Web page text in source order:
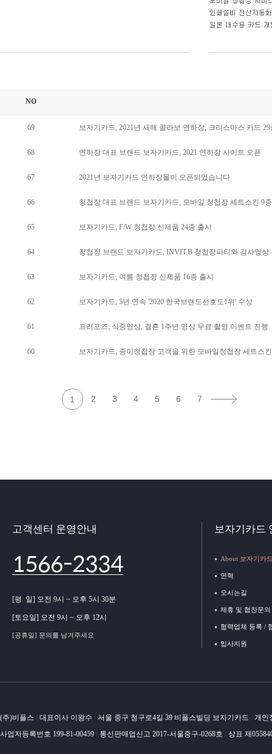
NO
69 보자기카드, 2021년 새해 콜라보 연하장, 크리스마스 카드
68 연하장 대표 브랜드 보자기카드, 2021 연하장 사이트 오픈
67 2021년 보자기카드 연하장몰이 오픈되었습니다
66 청첩장 대표 브랜드 보자기카드, 모바일 청첩장 세트스킨 9
65 보자기카드, F/W 청첩장 신제품 24종 출시
64 청첩장 브랜드 보자기카드, INVIT.B 청첩장파티와 감사영상
63 보자기카드, 여름 청첩장 신제품 16종 출시
62 보자기카드, 5년 연속 '2020 한국브랜드선호도1위' 수상
61 프러포즈, 식중영상, 결혼 1주년 영상 무료 촬영 이벤트 진행
60 보자기카드, 종이청첩장 고객을 위한 모바일청첩장 세트스
1 2 3 4 5 6 7
고객센터 운영안내
1566-2334
[평 일] 오전 9시 ~ 오후 5시 30분
[토요일] 오전 9시 ~ 오후 12시
[공휴일] 문의를 남겨주세요
보자기카드
About 보자기카
연혁
오시는길
제휴 및 협찬문의
협력업체 등록 /
입사지원
(주)비플스 / 대표이사 이왕수 / 서울 중구 청구로4길 39 비플스빌딩 보자기카드 / 개인
사업자등록번호 199-81-00459 / 통신판매업신고 2017-서울중구-0268호 / 상표 제